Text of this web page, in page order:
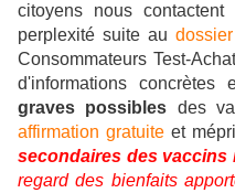
citoyens nous
perplexité suite au
Consommateurs Test-
d'informations concrètes
graves possibles des
affirmation gratuite et
secondaires des vaccins
regard des bienfaits